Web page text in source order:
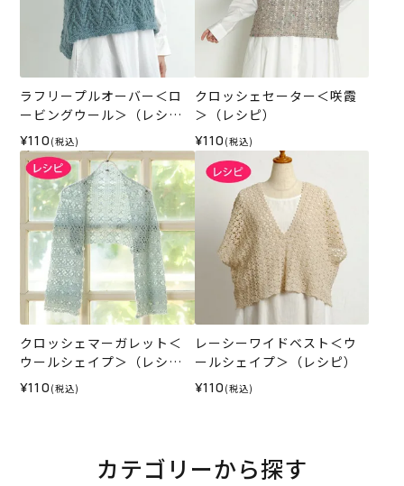
ラフリープルオーバー＜ロ
ービングウール＞（レシ
ピ）
¥110 (税込)
クロッシェセーター＜咲霞
＞（レシピ）
¥110 (税込)
クロッシェマーガレット＜
ウールシェイプ＞（レシ
ピ）
¥110 (税込)
レーシーワイドベスト＜ウ
ールシェイプ＞（レシピ）
¥110 (税込)
カテゴリーから探す